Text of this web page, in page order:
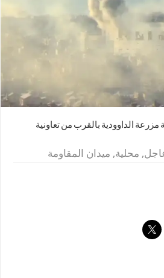
الداوودية بالقرب من تعاونية
, محلية, ميدان المقاومة